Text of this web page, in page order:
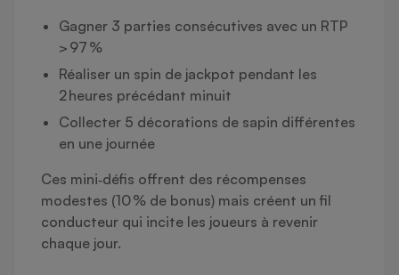
Gagner 3 parties consécutives avec un RTP
> 97 %
Réaliser un spin de jackpot pendant les
2 heures précédant minuit
Collecter 5 décorations de sapin différentes
en une journée
Ces mini‑défis offrent des récompenses
modestes (10 % de bonus) mais créent un fil
conducteur qui incite les joueurs à revenir
chaque jour.